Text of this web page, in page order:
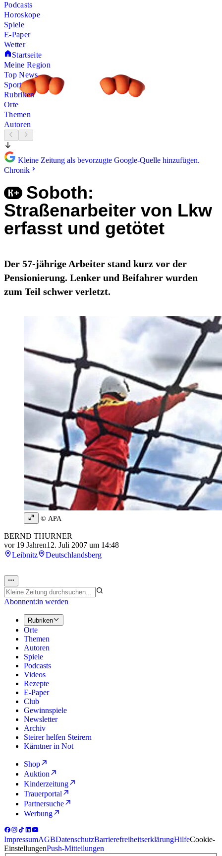
Podcasts
Horoskope
Spiele
E-Paper
Wetter
Startseite
Meine Region
Top News
Sport
Rubriken
Orte
Themen
Autoren
Kleine Zeitung als bevorzugte Google-Quelle hinzufügen.
Chronik
Soboth:
Straßenarbeiter von Lkw
erfasst und getötet
Der 57-jährige Arbeiter stand kurz vor der
Pensionierung. Lenker und Beifahrer wurden
zum Teil schwer verletzt.
© APA
BERND THURNER
vor 19 Jahren12. Juli 2007 um 14:48
Leibnitz
Deutschlandsberg
Abonnent:in werden
Rubriken
Orte
Themen
Autoren
Spiele
Podcasts
Videos
Rezepte
E-Paper
Club
Gewinnspiele
Newsletter
Archiv
Steirer helfen Steirern
Kärntner in Not
Shop
Auktion
Kinderzeitung
Trauerportal
Partnersuche
Werbung
ImpressumAGBDatenschutzBarrierefreiheitserklärungHilfeCookie-
EinstellungenPush-Mitteilungen